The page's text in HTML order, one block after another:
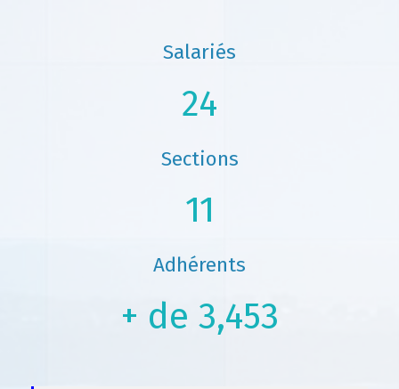
24
Salariés
11
Sections
+ de 3,496
Adhérents